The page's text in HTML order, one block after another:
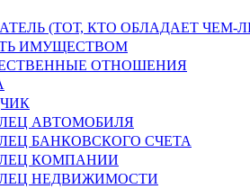
(ТОТ, КТО ОБЛАДАЕТ ЧЕМ-
ИМУЩЕСТВОМ
ОТНОШЕНИЯ
АВТОМОБИЛЯ
БАНКОВСКОГО СЧЕТА
КОМПАНИИ
НЕДВИЖИМОСТИ